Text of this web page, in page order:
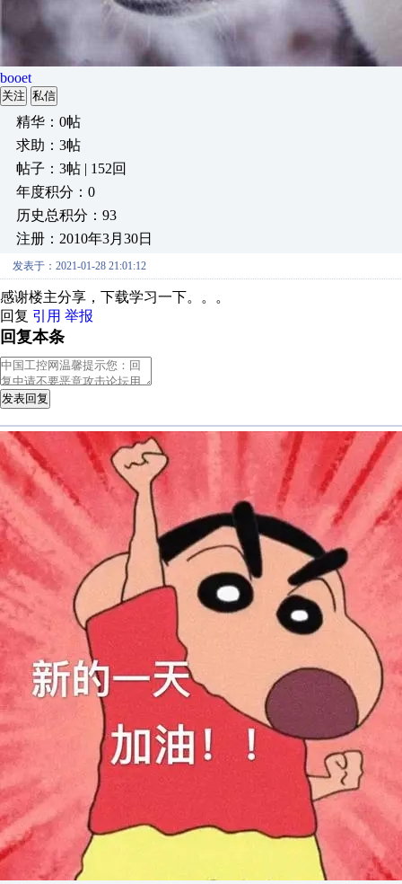
booet
关注 私信
精华：0帖
求助：3帖
帖子：3帖 | 152回
年度积分：0
历史总积分：93
注册：2010年3月30日
发表于：2021-01-28 21:01:12
感谢楼主分享，下载学习一下。。。
回复 引用 举报
回复本条
发表回复